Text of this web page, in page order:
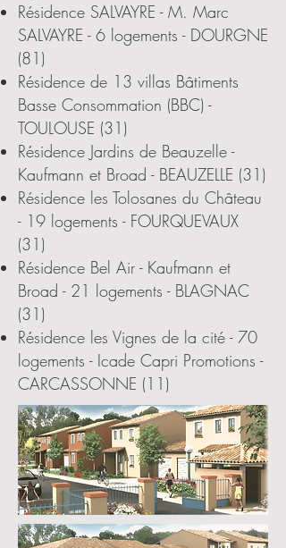
Résidence SALVAYRE - M. Marc
SALVAYRE - 6 logements - DOURGNE
(81)
Résidence de 13 villas Bâtiments
Basse Consommation (BBC) -
TOULOUSE (31)
Résidence Jardins de Beauzelle -
Kaufmann et Broad - BEAUZELLE (31)
Résidence les Tolosanes du Château
- 19 logements - FOURQUEVAUX
(31)
Résidence Bel Air - Kaufmann et
Broad - 21 logements - BLAGNAC
(31)
Résidence les Vignes de la cité - 70
logements - Icade Capri Promotions -
CARCASSONNE (11)